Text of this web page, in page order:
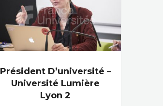
Président D’université –
Université Lumière
Lyon 2